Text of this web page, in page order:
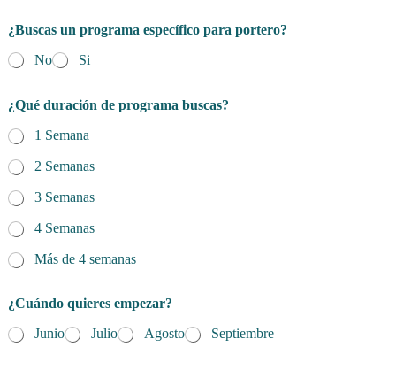
¿Buscas un programa específico para portero?
No
Si
¿Qué duración de programa buscas?
1 Semana
2 Semanas
3 Semanas
4 Semanas
Más de 4 semanas
¿Cuándo quieres empezar?
Junio
Julio Agosto Septiembre